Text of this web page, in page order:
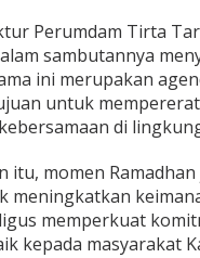
a
s
a
B
e
r
s
m
a
Perumdam Tirta
sambutannya
ini merupakan
untuk
di
itu, momen
meningkatkan
memperkuat
kepada masyarakat